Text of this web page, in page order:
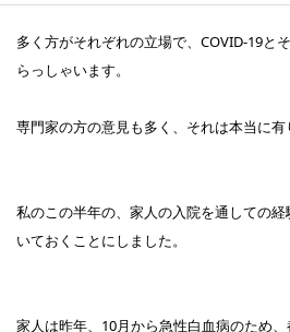
多く方がそれぞれの立場で、COVID-19と
らっしゃいます。
専門家の方の意見も多く、それは本当に有
私のこの半年の、家人の入院を通しての
いておくことにしました。
家人は昨年、10月から急性白血病のため